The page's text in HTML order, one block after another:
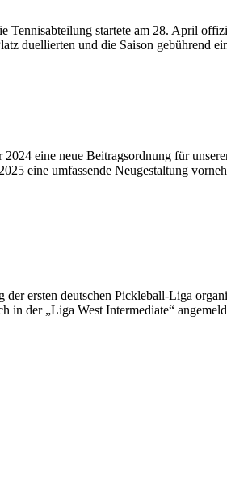
startete am 28. April
duellierten und die Saison gebührend
eine neue Beitragsordnung für
eine umfassende Neugestaltung
ersten deutschen Pickleball-Liga
in der „Liga West Intermediate“